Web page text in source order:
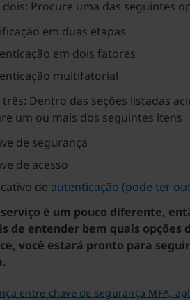
dois: Procure uma das seguintes
em duas etapas
em dois fatores
multifatorial
três: Dentro das seções listadas
um ou mais dos seguintes itens
de segurança
de acesso
de autenticação (pode ter
é um pouco diferente,
de entender bem quais opções
você estará pronto para
entre chave de segurança MFA,